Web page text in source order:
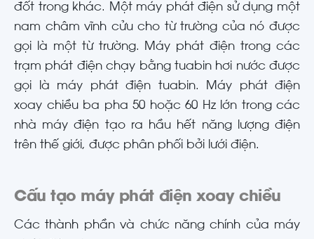
đốt trong khác. Một máy phát điện sử dụng một
nam châm vĩnh cửu cho từ trường của nó được
gọi là một từ trường. Máy phát điện trong các
trạm phát điện chạy bằng tuabin hơi nước được
gọi là máy phát điện tuabin. Máy phát điện
xoay chiều ba pha 50 hoặc 60 Hz lớn trong các
nhà máy điện tạo ra hầu hết năng lượng điện
trên thế giới, được phân phối bởi lưới điện.
Cấu tạo máy phát điện xoay chiều
Các thành phần và chức năng chính của máy